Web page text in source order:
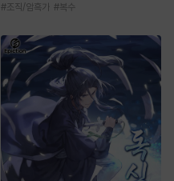
#조직/암흑가 #복수